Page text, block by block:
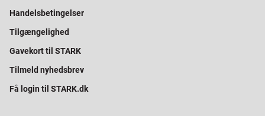
Handelsbetingelser
Tilgængelighed
Gavekort til STARK
Tilmeld nyhedsbrev
Få login til STARK.dk